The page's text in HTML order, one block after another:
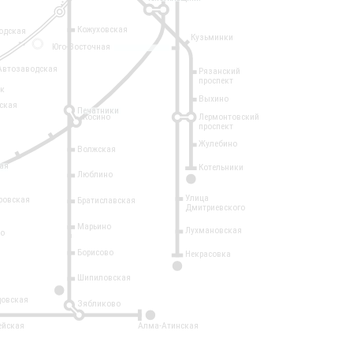
2
14
Кузьминки
Рязанский
проспект
Выхино
Лермонтовский
проспект
Жулебино
Котельники
Кожуховская
Печатники
Волжская
Люблино
Братиславская
Марьино
Борисово
Шипиловская
Зябликово
Алма-Атинская
Улица
Дмитриевского
Лухмановская
Некрасовка
Косино
Юго-Восточная